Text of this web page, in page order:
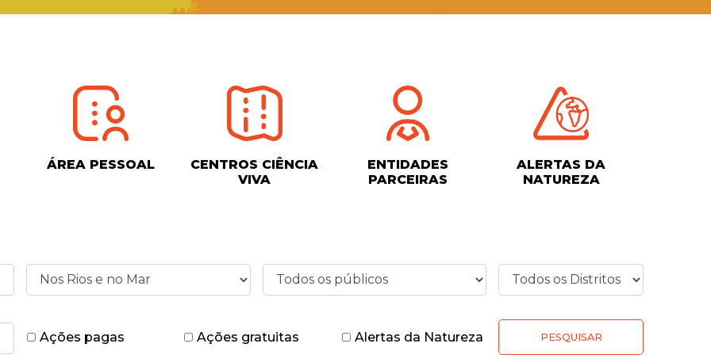
ÁREA PESSOAL
CENTROS CIÊNCIA
VIVA
ENTIDADES
PARCEIRAS
ALERTAS DA
NATUREZA
Ações pagas Ações gratuitas Alertas da Natureza PESQUISAR